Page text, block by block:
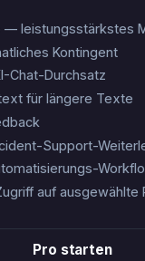
— leistungsstärkstes
Kontingent
Chat-Durchsatz
für längere Texte
Support-
auf ausgewählte
Pro starten